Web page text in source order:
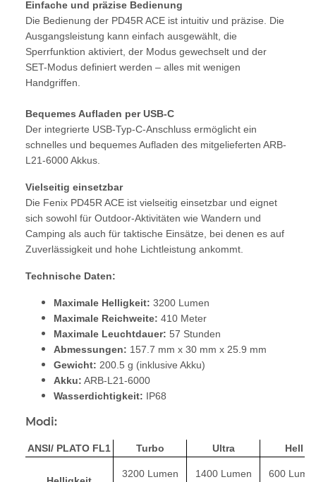
Einfache und präzise Bedienung
Die Bedienung der PD45R ACE ist intuitiv und präzise. Die
Ausgangsleistung kann einfach ausgewählt, die
Sperrfunktion aktiviert, der Modus gewechselt und der
SET-Modus definiert werden – alles mit wenigen
Handgriffen.
Bequemes Aufladen per USB-C
Der integrierte USB-Typ-C-Anschluss ermöglicht ein
schnelles und bequemes Aufladen des mitgelieferten ARB-
L21-6000 Akkus.
Vielseitig einsetzbar
Die Fenix PD45R ACE ist vielseitig einsetzbar und eignet
sich sowohl für Outdoor-Aktivitäten wie Wandern und
Camping als auch für taktische Einsätze, bei denen es auf
Zuverlässigkeit und hohe Lichtleistung ankommt.
Technische Daten:
Maximale Helligkeit: 3200 Lumen
Maximale Reichweite: 410 Meter
Maximale Leuchtdauer: 57 Stunden
Abmessungen: 157.7 mm x 30 mm x 25.9 mm
Gewicht: 200.5 g (inklusive Akku)
Akku: ARB-L21-6000
Wasserdichtigkeit: IP68
Modi:
ANSI/ PLATO FL1 Turbo Ultra Hell
3200 Lumen 1400 Lumen 600